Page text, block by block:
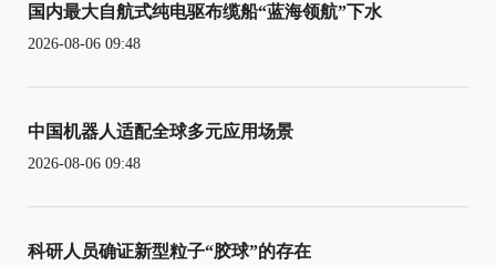
国内最大自航式纯电驱布缆船“蓝海领航”下水
2026-08-06 09:48
中国机器人适配全球多元应用场景
2026-08-06 09:48
科研人员确证新型粒子“胶球”的存在